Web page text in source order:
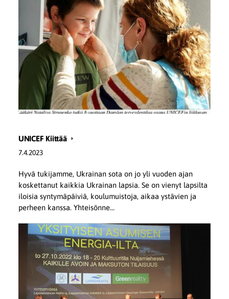
UNICEF Kiittää
7.4.2023
Hyvä tukijamme, Ukrainan sota on jo yli vuoden ajan
koskettanut kaikkia Ukrainan lapsia. Se on vienyt lapsilta
iloisia syntymäpäiviä, koulumuistoja, aikaa ystävien ja
perheen kanssa. Yhteisönne…